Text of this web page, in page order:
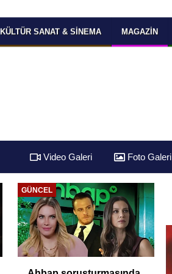
KÜLTÜR SANAT & SINEMA MAGAZIN
Video Galeri Foto Galeri
GÜNCEL